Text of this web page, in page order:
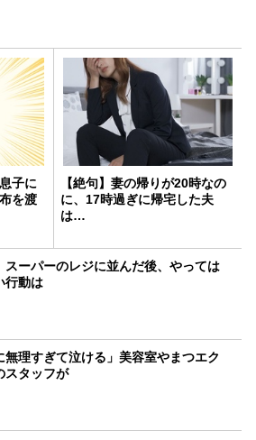
子に
を渡
【絶句】妻の帰りが20時なの
に、17時過ぎに帰宅した夫
は…
スーパーのレジに並んだ後、やっては
行動は
無理すぎて泣ける」美容室やまつエク
スタッフが